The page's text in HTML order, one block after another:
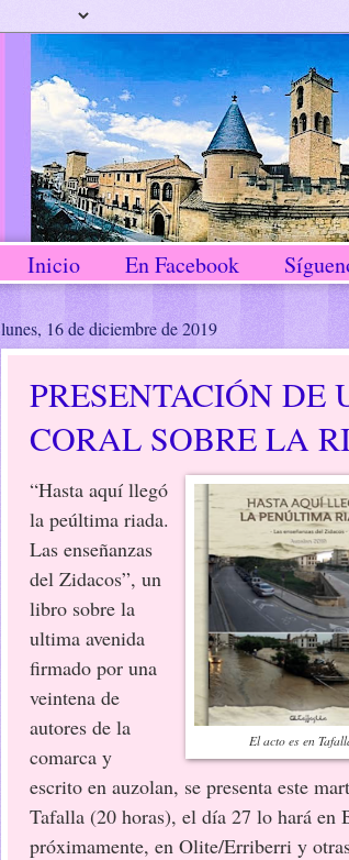
Inicio En Facebook
lunes, 16 de diciembre de 2019
PRESENTACIÓN DE
CORAL SOBRE LA
El acto es en
“Hasta aquí llegó
la peúltima riada.
Las enseñanzas
del Zidacos”, un
libro sobre la
ultima avenida
firmado por una
veintena de
autores de la
comarca y
escrito en auzolan, se presenta este
Tafalla (20 horas), el día 27 lo hará en
próximamente, en Olite/Erriberri y